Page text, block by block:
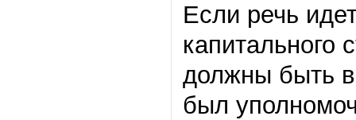
Если речь
капитального
должны быть
был